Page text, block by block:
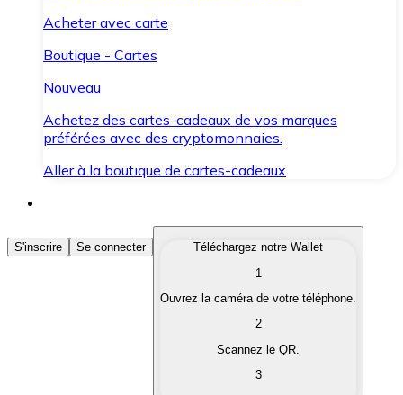
Acheter avec carte
Boutique - Cartes
Nouveau
Achetez des cartes-cadeaux de vos marques
préférées avec des cryptomonnaies.
Aller à la boutique de cartes-cadeaux
Acheter des Cryptomonnaies
Achetez les cryptomonnaies qui vous intéressent
Convertissez vos cryptomonnaies en monnaie
S'inscrire Se connecter
Téléchargez notre Wallet
1
Ouvrez la caméra de votre téléphone.
2
Scannez le QR.
3